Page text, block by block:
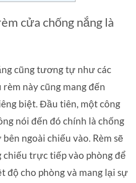
cửa chống nắng là
cũng tương tự như các
này cũng mang đến
biệt. Đầu tiên, một công
nói đến đó chính là chống
ngoài chiếu vào. Rèm sẽ
chiếu trực tiếp vào phòng để
độ cho phòng và mang lại sự